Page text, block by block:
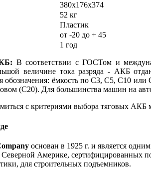
380х176х374
52 кг
Пластик
от -20 до + 45
1 год
В соответствии с ГОСТом и
величине тока разряда - АКБ
обозначения: ёмкость по С3, С5, С10
(С20). Для большинства машин на
с критериями выбора тяговых АКБ
основан в 1925 г. и является
Северной Америке, сертифицированных
для строительных подъемников.